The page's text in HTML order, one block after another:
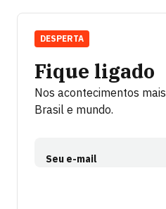
Fique ligado
Nos acontecimentos
Brasil e mundo.
Seu e-mail
DESPERTA